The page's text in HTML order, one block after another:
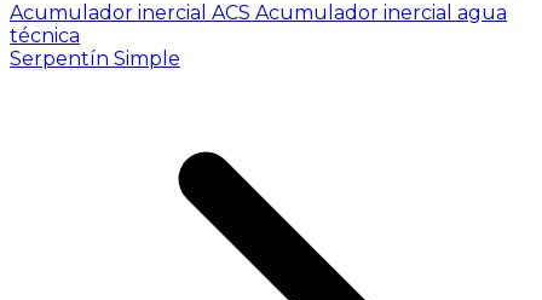
Acumulador inercial ACS Acumulador inercial agua
técnica
Serpentín Simple